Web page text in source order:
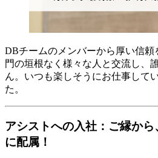
DBチームのメンバーから厚い信頼
門の垣根なく様々な人と交流し、
ん。いつも楽しそうにお仕事して
た。
アシストへの入社：ご縁から
に配属！